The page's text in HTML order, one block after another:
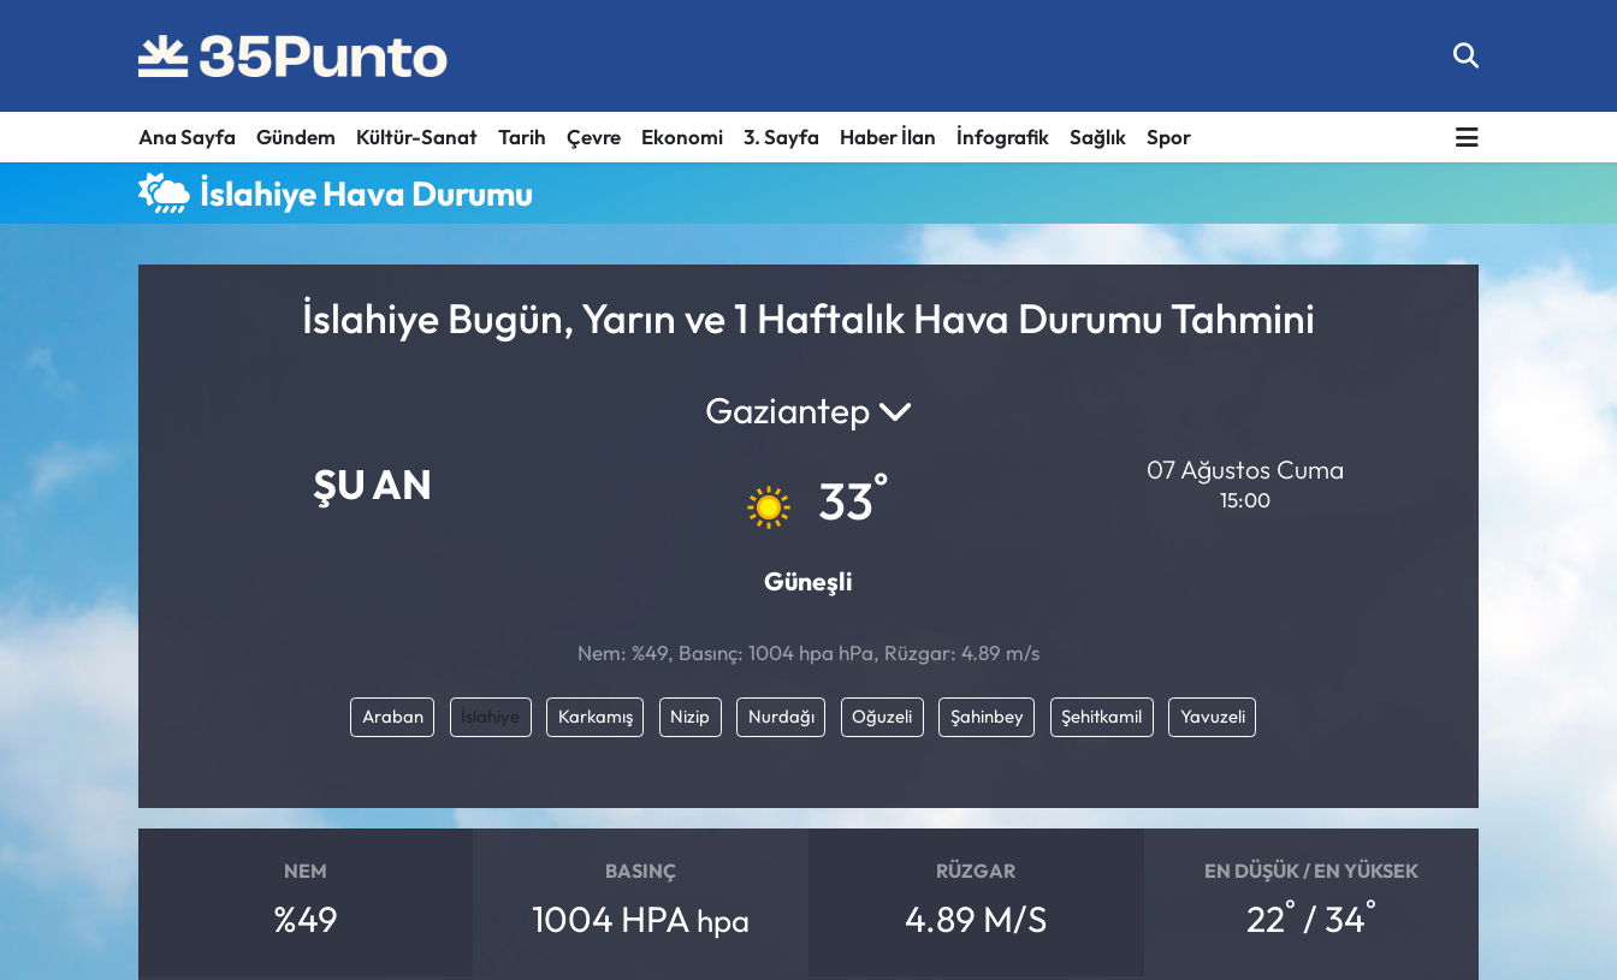
Ana Sayfa Gündem Kültür-Sanat Tarih Çevre Ekonomi 3. Sayfa Haber İlan İnfografik Sağlık Spor
İslahiye Hava Durumu
İslahiye Bugün, Yarın ve 1 Haftalık Hava Durumu Tahmini
ŞU AN
Gaziantep
33°
Güneşli
07 Ağustos Cuma
15:00
Nem: %49, Basınç: 1004 hpa hPa, Rüzgar: 4.89 m/s
Araban İslahiye Karkamış Nizip Nurdağı Oğuzeli Şahinbey Şehitkamil Yavuzeli
NEM
%49
BASINÇ
1004 HPA hpa
RÜZGAR
4.89 M/S
EN DÜŞÜK / EN YÜKSEK
22° / 34°